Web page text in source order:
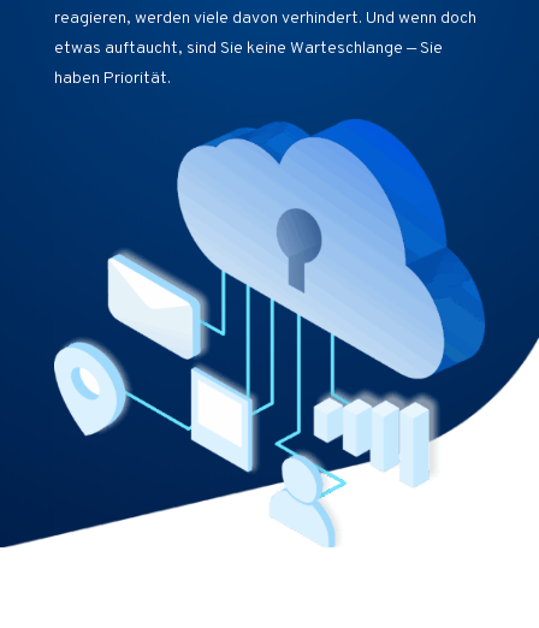
reagieren, werden viele davon verhindert. Und wenn doch
etwas auftaucht, sind Sie keine Warteschlange — Sie
haben Priorität.